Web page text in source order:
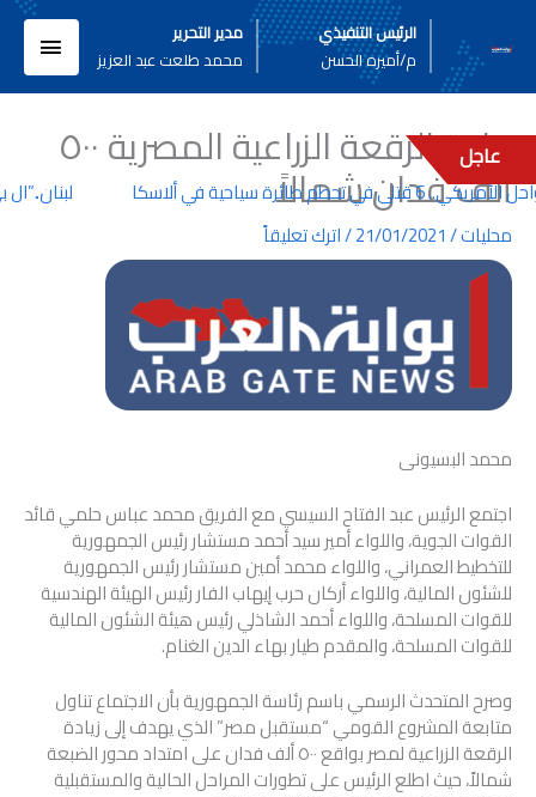
المحتوى
الرئيس التنفيذي
م/أميره الحسن
مدير التحرير
محمد طلعت عبد العزيز
عاجل
تحطم طائرة سياحية في ألاسكا
زيادة الرقعة الزراعية المصرية ٥٠٠
ألف فدان شمالاً
محليات/
21/01/2021
/اترك تعليقاً
محمد البسيونى
اجتمع الرئيس عبد الفتاح السيسي مع الفريق محمد عباس حلمي قائد
القوات الجوية، واللواء أمير سيد أحمد مستشار رئيس الجمهورية
للتخطيط العمراني، واللواء محمد أمين مستشار رئيس الجمهورية
للشئون المالية، واللواء أركان حرب إيهاب الفار رئيس الهيئة الهندسية
للقوات المسلحة، واللواء أحمد الشاذلي رئيس هيئة الشئون المالية
للقوات المسلحة، والمقدم طيار بهاء الدين الغنام.
وصرح المتحدث الرسمي باسم رئاسة الجمهورية بأن الاجتماع تناول
متابعة المشروع القومي “مستقبل مصر” الذي يهدف إلى زيادة
الرقعة الزراعية لمصر بواقع ٥٠٠ ألف فدان على امتداد محور الضبعة
شمالاً، حيث اطلع الرئيس على تطورات المراحل الحالية والمستقبلية